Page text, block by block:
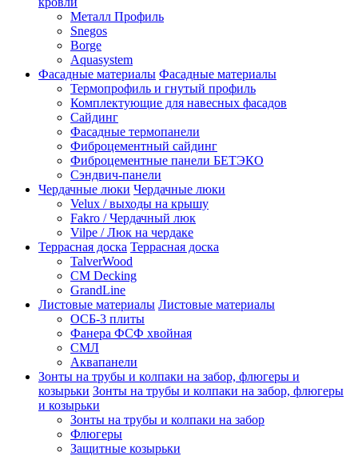
Металл Профиль
Snegos
Borge
Aquasystem
Фасадные материалы Фасадные материалы
Термопрофиль и гнутый профиль
Комплектующие для навесных фасадов
Сайдинг
Фасадные термопанели
Фиброцементный сайдинг
Фиброцементные панели БЕТЭКО
Сэндвич-панели
Чердачные люки Чердачные люки
Velux / выходы на крышу
Fakro / Чердачный люк
Vilpe / Люк на чердаке
Террасная доска Террасная доска
TalverWood
CM Decking
GrandLine
Листовые материалы Листовые материалы
ОСБ-3 плиты
Фанера ФСФ хвойная
СМЛ
Аквапанели
Зонты на трубы и колпаки на забор, флюгеры и
козырьки Зонты на трубы и колпаки на забор, флюгеры
и козырьки
Зонты на трубы и колпаки на забор
Флюгеры
Защитные козырьки